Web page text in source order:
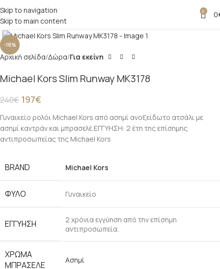
Skip to navigation
Skip to main content
0 0
-18%
Click to enlarge
Αρχική σελίδα Δώρα Για εκείνη
Michael Kors Slim Runway MK3178
240€ 197€
Γυναικείο ρολόι Michael Kors από ασημί ανοξείδωτο ατσάλι με
ασημί καντράν και μπρασελέ.ΕΓΓΥΗΣΗ: 2 έτη της επίσημης
αντιπροσωπείας της Michael Kors
BRAND Michael Kors
ΦΥΛΟ Γυναικείο
ΕΓΓΥΗΣΗ
2 χρόνια εγγύηση από την επίσημη
αντιπροσωπεία.
ΧΡΩΜΑ
ΜΠΡΑΣΕΛΕ
Ασημί